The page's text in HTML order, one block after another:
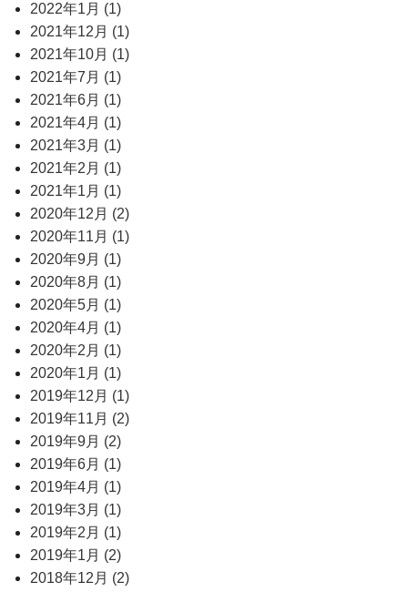
2022年1月 (1)
2021年12月 (1)
2021年10月 (1)
2021年7月 (1)
2021年6月 (1)
2021年4月 (1)
2021年3月 (1)
2021年2月 (1)
2021年1月 (1)
2020年12月 (2)
2020年11月 (1)
2020年9月 (1)
2020年8月 (1)
2020年5月 (1)
2020年4月 (1)
2020年2月 (1)
2020年1月 (1)
2019年12月 (1)
2019年11月 (2)
2019年9月 (2)
2019年6月 (1)
2019年4月 (1)
2019年3月 (1)
2019年2月 (1)
2019年1月 (2)
2018年12月 (2)